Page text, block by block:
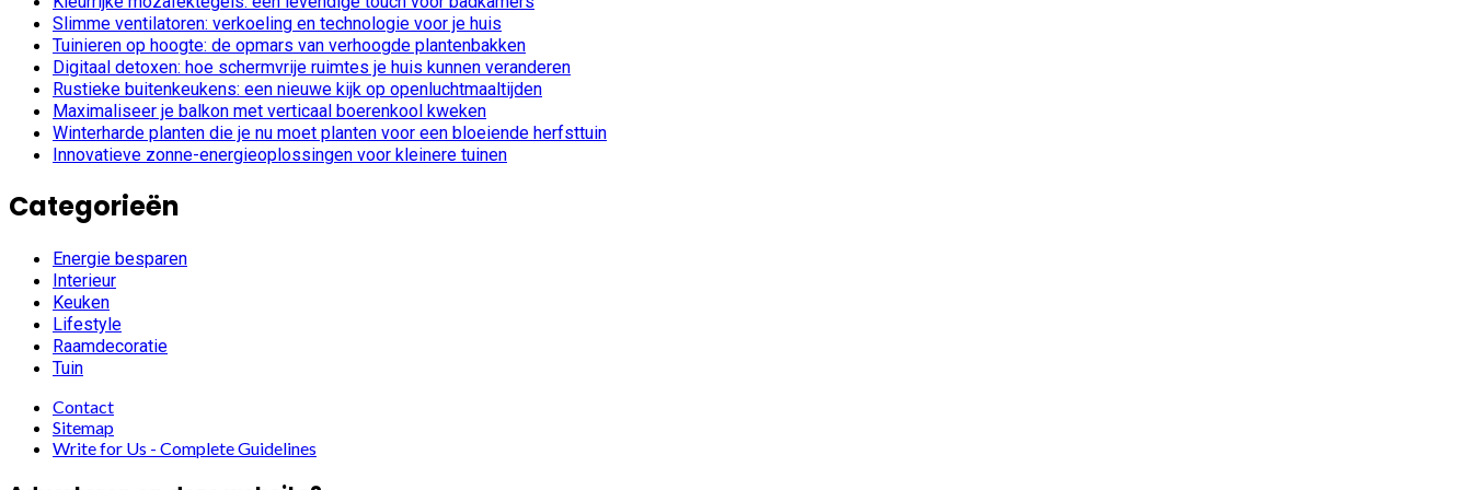
Slimme ventilatoren: verkoeling en technologie voor je huis
Tuinieren op hoogte: de opmars van verhoogde plantenbakken
Digitaal detoxen: hoe schermvrije ruimtes je huis kunnen veranderen
Rustieke buitenkeukens: een nieuwe kijk op openluchtmaaltijden
Maximaliseer je balkon met verticaal boerenkool kweken
Winterharde planten die je nu moet planten voor een bloeiende herfsttuin
Innovatieve zonne-energieoplossingen voor kleinere tuinen
Categorieën
Energie besparen
Interieur
Keuken
Lifestyle
Raamdecoratie
Tuin
Contact
Sitemap
Write for Us - Complete Guidelines